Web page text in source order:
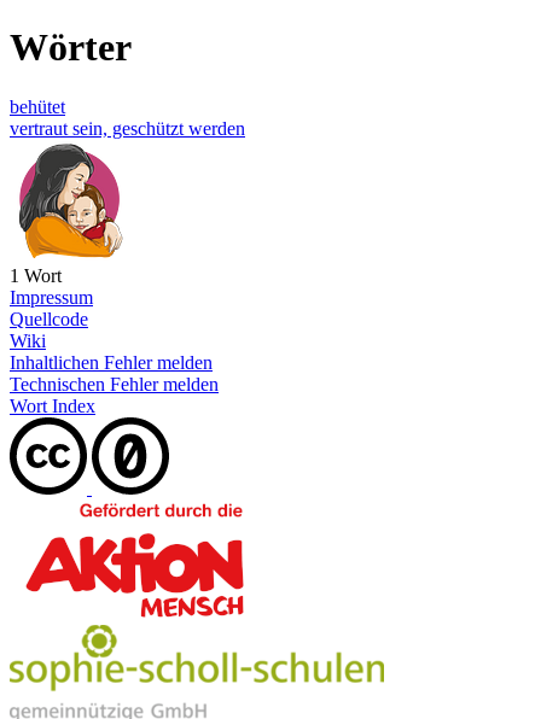
Wörter
behütet
vertraut sein, geschützt werden
1 Wort
Impressum
Quellcode
Wiki
Inhaltlichen Fehler melden
Technischen Fehler melden
Wort Index